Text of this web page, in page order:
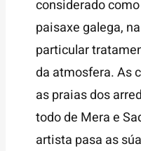
considerado
paisaxe galega,
particular
da atmosfera. As
as praias dos
todo de Mera e
artista pasa as